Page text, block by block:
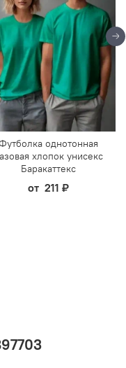
однотонная
хлопок унисекс
Баракаттекс
от 211 ₽